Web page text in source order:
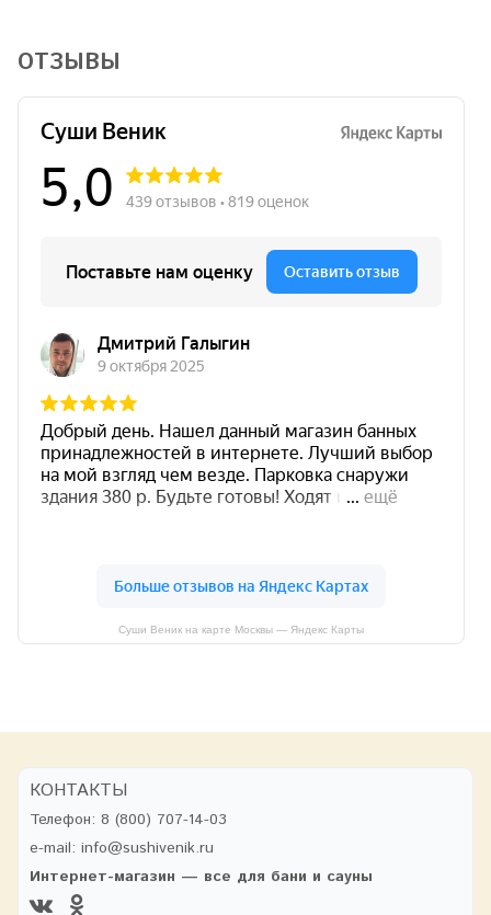
ОТЗЫВЫ
Суши Веник на карте Москвы — Яндекс Карты
КОНТАКТЫ
Телефон: 8 (800) 707-14-03
e-mail: info@sushivenik.ru
Интернет-магазин — все для бани и сауны